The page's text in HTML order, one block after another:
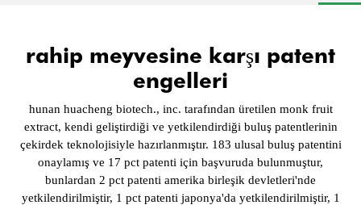
rahip meyvesine karşı patent
engelleri
hunan huacheng biotech., inc. tarafından üretilen monk fruit
extract, kendi geliştirdiği ve yetkilendirdiği buluş patentlerinin
çekirdek teknolojisiyle hazırlanmıştır. 183 ulusal buluş patentini
onaylamış ve 17 pct patenti için başvuruda bulunmuştur,
bunlardan 2 pct patenti amerika birleşik devletleri'nde
yetkilendirilmiştir, 1 pct patenti japonya'da yetkilendirilmiştir, 1